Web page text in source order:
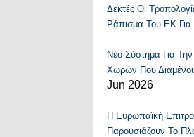
Δεκτές Οι
Ράπισμα Του ΕΚ Για
Νέο Σύστημα Για
Χωρών Που
Jun 2026
Η Ευρωπαϊκή
Παρουσιάζουν Το